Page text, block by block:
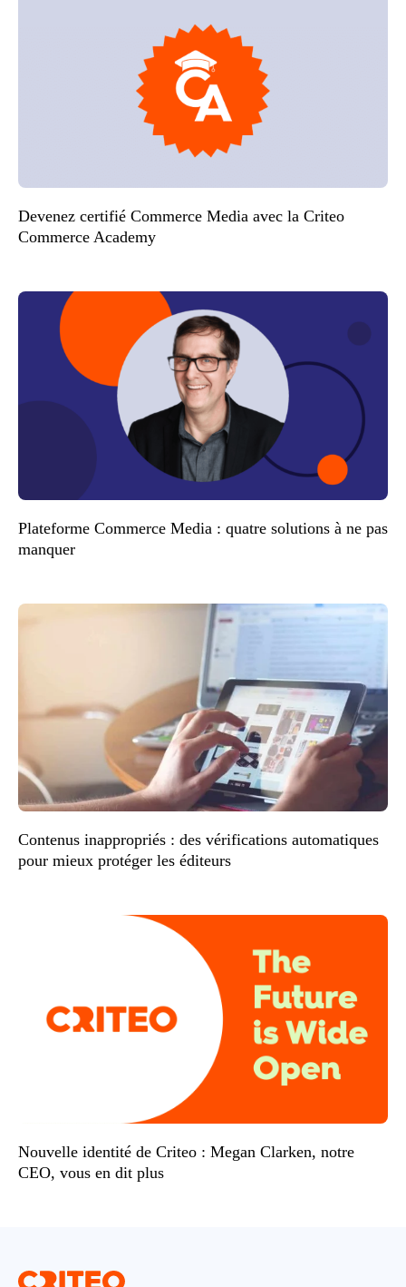
Devenez certifié Commerce Media avec la Criteo
Commerce Academy
Plateforme Commerce Media : quatre solutions à ne pas
manquer
Contenus inappropriés : des vérifications automatiques
pour mieux protéger les éditeurs
Nouvelle identité de Criteo : Megan Clarken, notre
CEO, vous en dit plus